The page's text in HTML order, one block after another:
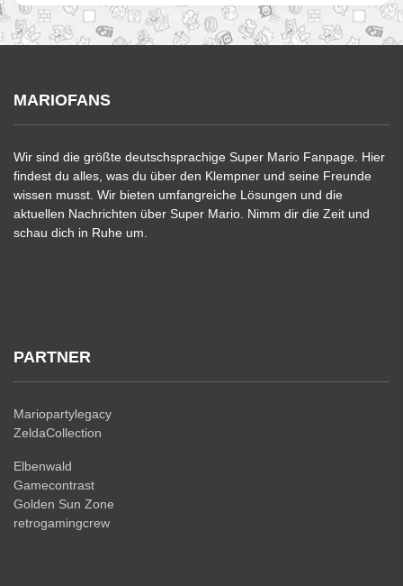
MARIOFANS
Wir sind die größte deutschsprachige Super Mario Fanpage. Hier
findest du alles, was du über den Klempner und seine Freunde
wissen musst. Wir bieten umfangreiche Lösungen und die
aktuellen Nachrichten über Super Mario. Nimm dir die Zeit und
schau dich in Ruhe um.
PARTNER
Mariopartylegacy
ZeldaCollection
Elbenwald
Gamecontrast
Golden Sun Zone
retrogamingcrew